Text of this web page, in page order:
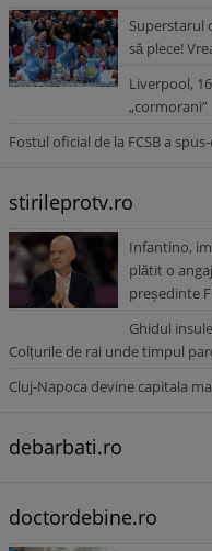
Superstarul
să plece!
Liverpool,
„cormorani”
Fostul oficial de la FCSB a
stirileprotv.ro
Infantino,
plătit o
președinte
Ghidul
Colțurile de rai unde timpul
Cluj-Napoca devine capitala
debarbati.ro
doctordebine.ro